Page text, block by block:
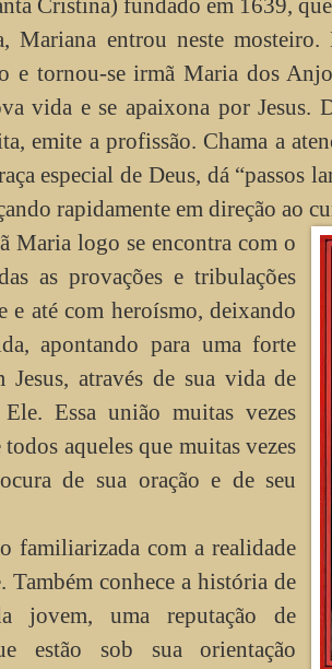
Cristina) fundado em 1639,
Mariana entrou neste
e tornou-se irmã Maria dos
vida e se apaixona por Jesus.
emite a profissão. Chama a
especial de Deus, dá “passos
rapidamente em direção ao
Maria logo se encontra com o
as provações e tribulações
e até com heroísmo, deixando
apontando para uma forte
Jesus, através de sua vida de
Essa união muitas vezes
aqueles que muitas vezes
de sua oração e de seu
familiarizada com a realidade
Também conhece a história de
jovem, uma reputação de
estão sob sua orientação